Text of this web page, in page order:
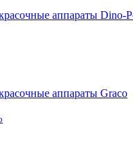
аппараты Dino-
аппараты Graco